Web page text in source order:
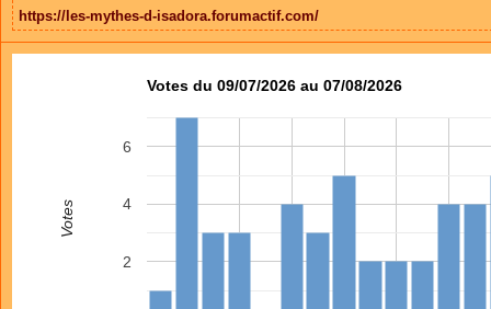
https://les-mythes-d-isadora.forumactif.com/
Votes du 09/07/2026 au 07/08/2026
2
4
6
Votes